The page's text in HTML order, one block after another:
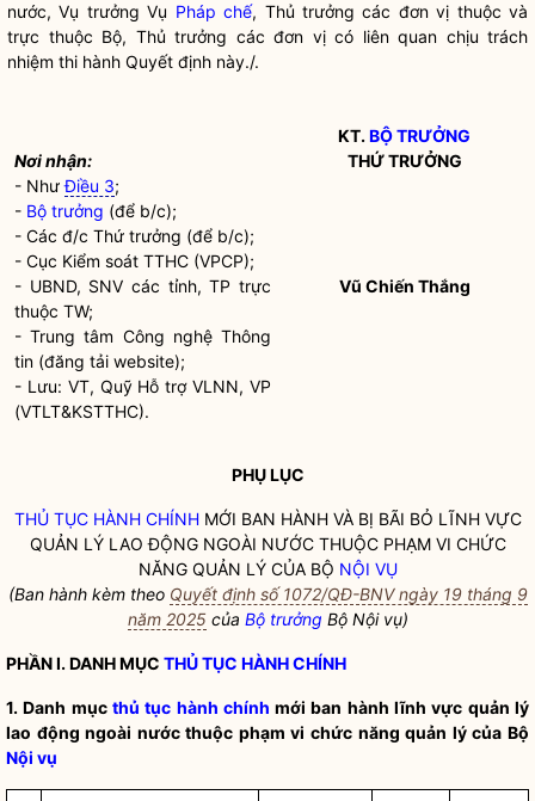
nước, Vụ trưởng Vụ Pháp chế, Thủ trưởng các đơn vị thuộc và
trực thuộc Bộ, Thủ trưởng các đơn vị có liên quan chịu trách
nhiệm thi hành Quyết định này./.
Nơi nhận:
- NhưĐiều 3;
- Bộ trưởng (để b/c);
- Các đ/c Thứ trưởng (để b/c);
- Cục Kiểm soát TTHC (VPCP);
- UBND, SNV các tỉnh, TP trực
thuộc TW;
- Trung tâm Công nghệ Thông
tin (đăng tải website);
- Lưu: VT, Quỹ Hỗ trợ VLNN, VP
(VTLT&KSTTHC).
KT.BỘ TRƯỞNG
THỨ TRƯỞNG
Vũ Chiến Thắng
PHỤ LỤC
THỦ TỤC HÀNH CHÍNHMỚI BAN HÀNH VÀ BỊ BÃI BỎ LĨNH VỰC
QUẢN LÝ LAO ĐỘNG NGOÀI NƯỚC THUỘC PHẠM VI CHỨC
NĂNG QUẢN LÝ CỦA BỘ NỘI VỤ
(Ban hành kèm theo Quyết định số 1072/QĐ-BNV ngày 19 tháng 9
năm 2025 của Bộ trưởng Bộ Nội vụ)
PHẦN I. DANH MỤC THỦ TỤC HÀNH CHÍNH
1. Danh mục thủ tục hành chính mới ban hành lĩnh vực quản lý
lao động ngoài nước thuộc phạm vi chức năng quản lý của Bộ
Nội vụ